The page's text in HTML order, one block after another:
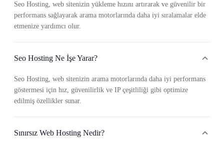
Seo Hosting, web sitenizin yükleme hızını artırarak ve güvenilir bir
performans sağlayarak arama motorlarında daha iyi sıralamalar elde
etmenize yardımcı olur.
Seo Hosting Ne İşe Yarar?
Seo Hosting, web sitenizin arama motorlarında daha iyi performans
göstermesi için hız, güvenilirlik ve IP çeşitliliği gibi optimize
edilmiş özellikler sunar.
Sınırsız Web Hosting Nedir?